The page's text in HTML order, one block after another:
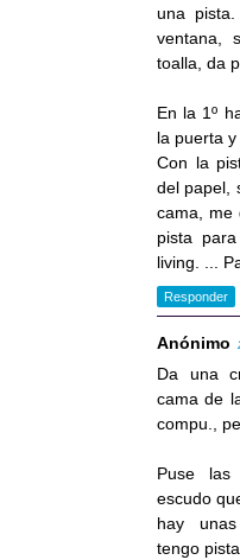
una
ventana,
toalla, da
En la 1º
la puerta
Con la
del papel,
cama, me
pista
living. ...
Responder
Anónimo
Da una
cama de
compu.,
Puse las
escudo
hay
tengo